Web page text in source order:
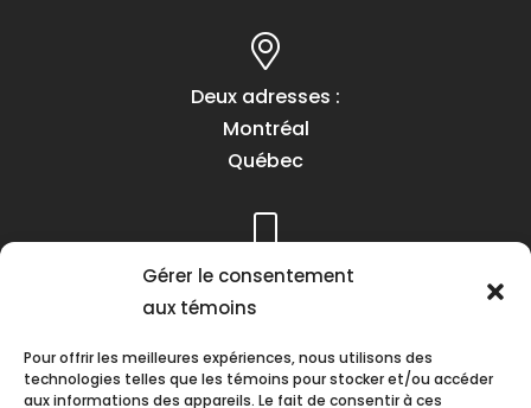
Gérer le consentement
aux témoins
Pour offrir les meilleures expériences, nous utilisons des
technologies telles que les témoins pour stocker et/ou accéder
aux informations des appareils. Le fait de consentir à ces
Deux adresses :
Montréal
Québec
Téléphone :
(418) 622-1001